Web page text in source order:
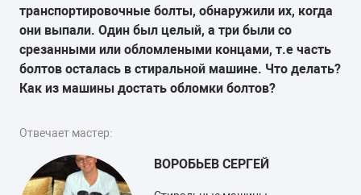
транспортировочные болты, обнаружили их, когда
они выпали. Один был целый, а три были со
срезанными или обломлеными концами, т.е часть
болтов осталась в стиральной машине. Что делать?
Как из машины достать обломки болтов?
Отвечает мастер:
ВОРОБЬЕВ СЕРГЕЙ